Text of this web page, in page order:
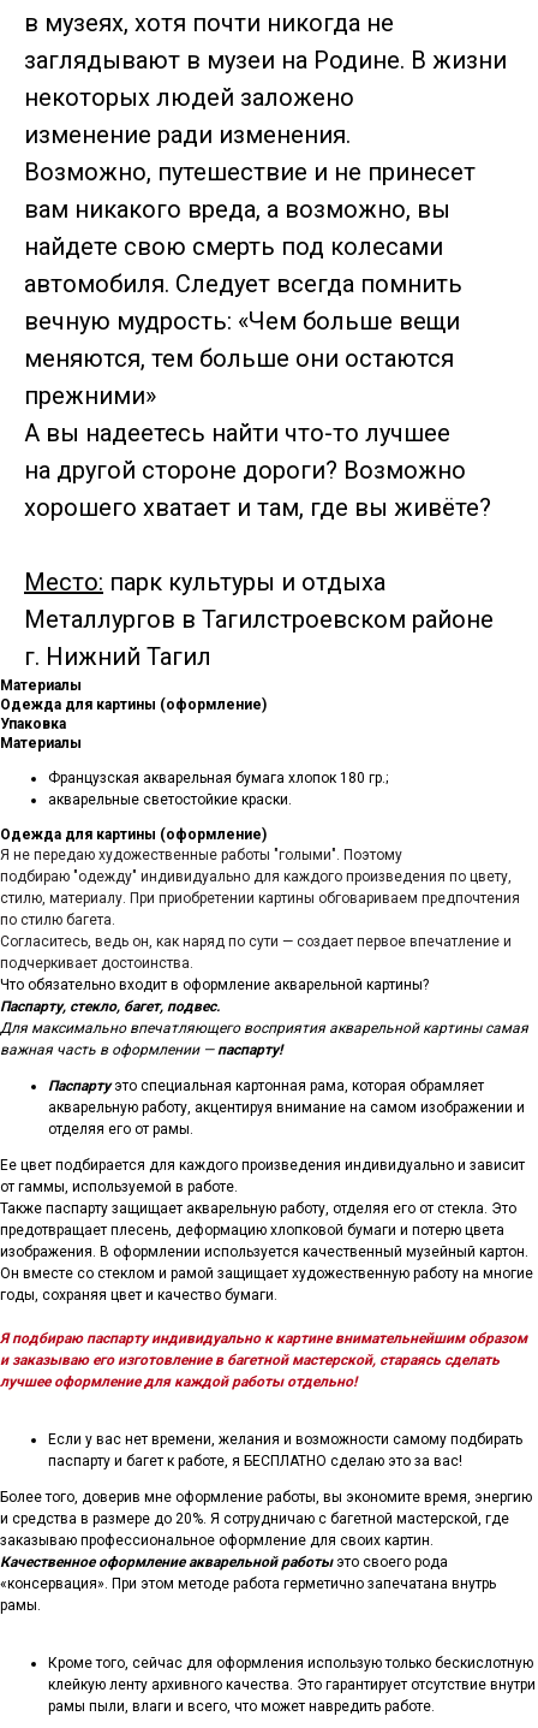
в музеях, хотя почти никогда не
заглядывают в музеи на Родине. В жизни
некоторых людей заложено
изменение ради изменения.
Возможно, путешествие и не принесет
вам никакого вреда, а возможно, вы
найдете свою смерть под колесами
автомобиля. Следует всегда помнить
вечную мудрость: «Чем больше вещи
меняются, тем больше они остаются
прежними»
А вы надеетесь найти что-то лучшее
на другой стороне дороги? Возможно
хорошего хватает и там, где вы живёте?
Место: парк культуры и отдыха
Металлургов в Тагилстроевском районе
г. Нижний Тагил
Материалы
Одежда для картины (оформление)
Упаковка
Материалы
Французская акварельная бумага хлопок 180 гр.;
акварельные светостойкие краски.
Одежда для картины (оформление)
Я не передаю художественные работы "голыми". Поэтому
подбираю "одежду" индивидуально для каждого произведения по цвету,
стилю, материалу. При приобретении картины обговариваем предпочтения
по стилю багета.
Согласитесь, ведь он, как наряд по сути — создает первое впечатление и
подчеркивает достоинства.
Что обязательно входит в оформление акварельной картины?
Паспарту, стекло, багет, подвес.
Для максимально впечатляющего восприятия акварельной картины самая
важная часть в оформлении —паспарту!
Паспартуэто специальная картонная рама, которая обрамляет
акварельную работу, акцентируя внимание на самом изображении и
отделяя его от рамы.
Ее цвет подбирается для каждого произведения индивидуально и зависит
от гаммы, используемой в работе.
Также паспарту защищает акварельную работу, отделяя его от стекла. Это
предотвращает плесень, деформацию хлопковой бумаги и потерю цвета
изображения. В оформлении используется качественный музейный картон.
Он вместе со стеклом и рамой защищает художественную работу на многие
годы, сохраняя цвет и качество бумаги.
Я подбираю паспарту индивидуально к картине внимательнейшим образом
и заказываю его изготовление в багетной мастерской, стараясь сделать
лучшее оформление для каждой работы отдельно!
Если у вас нет времени, желания и возможности самому подбирать
паспарту и багет к работе, я БЕСПЛАТНО сделаю это за вас!
Более того, доверив мне оформление работы, вы экономите время, энергию
и средства в размере до 20%. Я сотрудничаю с багетной мастерской, где
заказываю профессиональное оформление для своих картин.
Качественное оформление акварельной работы это своего рода
«консервация». При этом методе работа герметично запечатана внутрь
рамы.
Кроме того, сейчас для оформления использую только бескислотную
клейкую ленту архивного качества. Это гарантирует отсутствие внутри
рамы пыли, влаги и всего, что может навредить работе.